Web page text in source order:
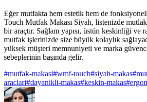
Eğer mutfakta hem estetik hem de
Touch Mutfak Makası Siyah, listenizde
bir araçtır. Sağlam yapısı, üstün keskinliği ve
mutfak işlerinizde size büyük kolaylık
yüksek müşteri memnuniyeti ve marka
sebeplerinin başında gelir.
#mutfak-makasi#wmf-touch#siyah-makas#
araclari#dayanikli-makas#keskin-makas#